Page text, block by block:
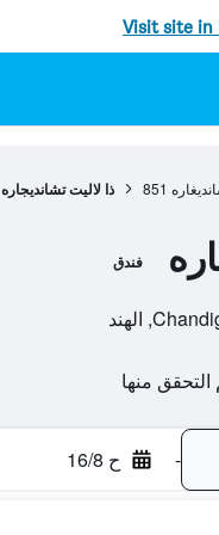
Visit site in
851 ذا لاليت تشانديجاره
فندق
- ح 16/8